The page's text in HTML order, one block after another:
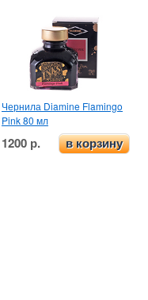
Чернила Diamine Flamingo
Pink 80 мл
1200 р. в корзину